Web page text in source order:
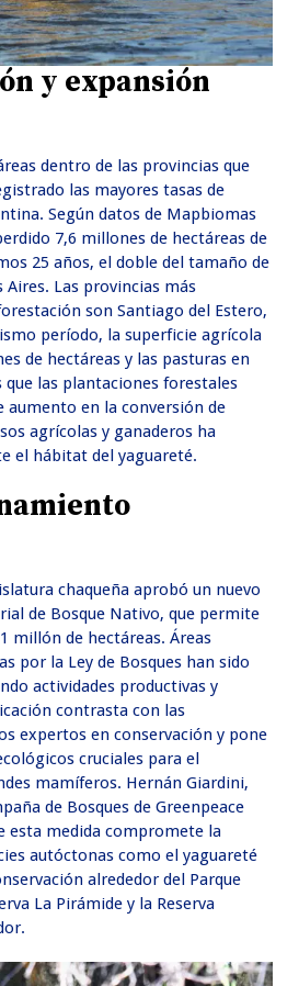
y expansión
dentro de las provincias que
las mayores tasas de
Según datos de Mapbiomas
7,6 millones de hectáreas de
25 años, el doble del tamaño de
Aires. Las provincias más
son Santiago del Estero,
período, la superficie agrícola
de hectáreas y las pasturas en
las plantaciones forestales
aumento en la conversión de
agrícolas y ganaderos ha
el hábitat del yaguareté.
chaqueña aprobó un nuevo
de Bosque Nativo, que permite
millón de hectáreas. Áreas
por la Ley de Bosques han sido
actividades productivas y
contrasta con las
expertos en conservación y pone
cruciales para el
mamíferos. Hernán Giardini,
de Bosques de Greenpeace
esta medida compromete la
autóctonas como el yaguareté
alrededor del Parque
La Pirámide y la Reserva